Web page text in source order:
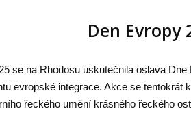
Den Evropy
se na Rhodosu uskutečnila oslava
evropské integrace. Akce se
řeckého umění krásného řeckého